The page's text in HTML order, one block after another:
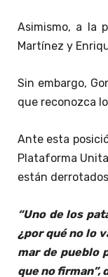
Asimismo, a la
Martínez y
Sin embargo,
que reconozca
Ante esta
Plataforma
están
“Uno de los
¿por qué no lo
mar de pueblo
que no firman”,